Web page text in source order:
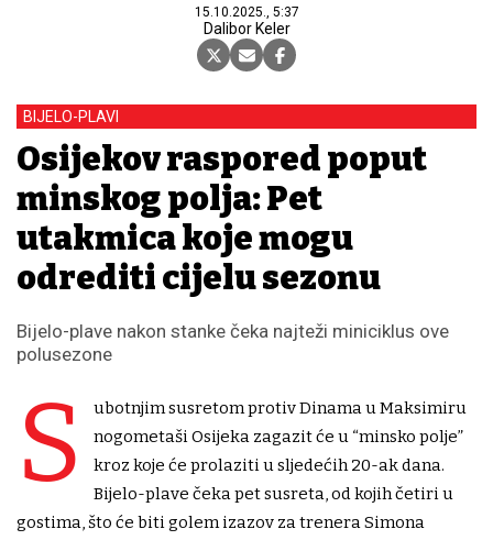
15.10.2025., 5:37
Dalibor Keler
BIJELO-PLAVI
Osijekov raspored poput
minskog polja: Pet
utakmica koje mogu
odrediti cijelu sezonu
Bijelo-plave nakon stanke čeka najteži miniciklus ove
polusezone
S
ubotnjim susretom protiv Dinama u Maksimiru
nogometaši Osijeka zagazit će u “minsko polje”
kroz koje će prolaziti u sljedećih 20-ak dana.
Bijelo-plave čeka pet susreta, od kojih četiri u
gostima, što će biti golem izazov za trenera Simona